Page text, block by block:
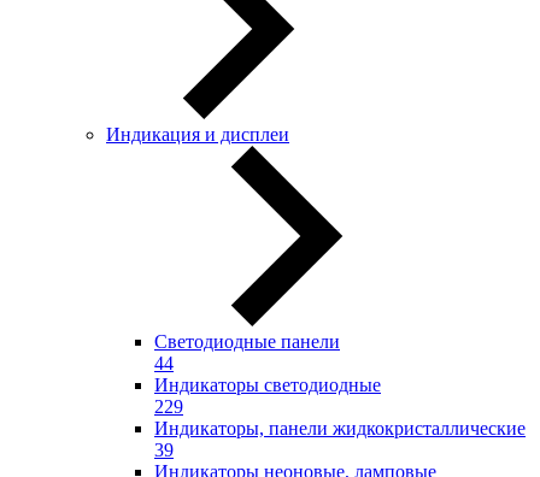
Индикация и дисплеи
Светодиодные панели
44
Индикаторы светодиодные
229
Индикаторы, панели жидкокристаллические
39
Индикаторы неоновые, ламповые